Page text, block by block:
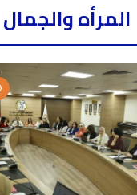
المرأه والجمال